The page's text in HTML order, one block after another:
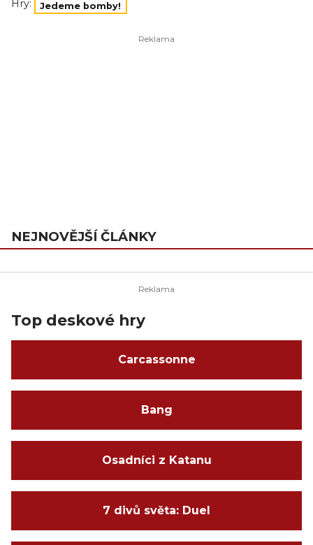
Hry: Jedeme bomby!
NEJNOVĚJŠÍ ČLÁNKY
Top deskové hry
Carcassonne
Bang
Osadníci z Katanu
7 divů světa: Duel